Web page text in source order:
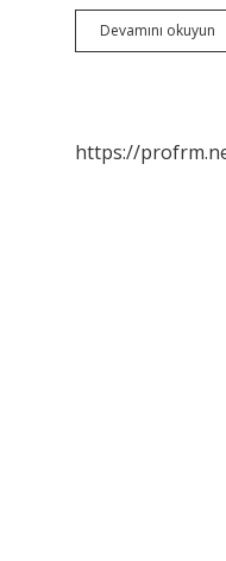
Devamını okuyun
https://